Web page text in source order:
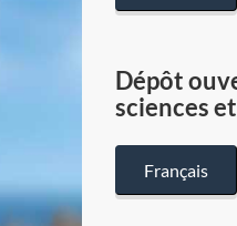
Dépôt
sciences
Français